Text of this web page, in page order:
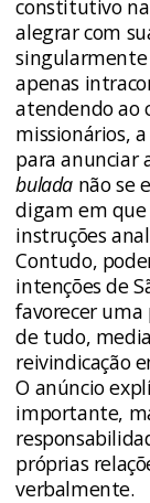
constitutivo na
alegrar com
singularmente
apenas
atendendo ao
missionários,
para anunciar
bulada não se
digam em que
instruções
Contudo,
intenções de
favorecer uma
de tudo,
reivindicação
O anúncio
importante,
próprias
verbalmente.